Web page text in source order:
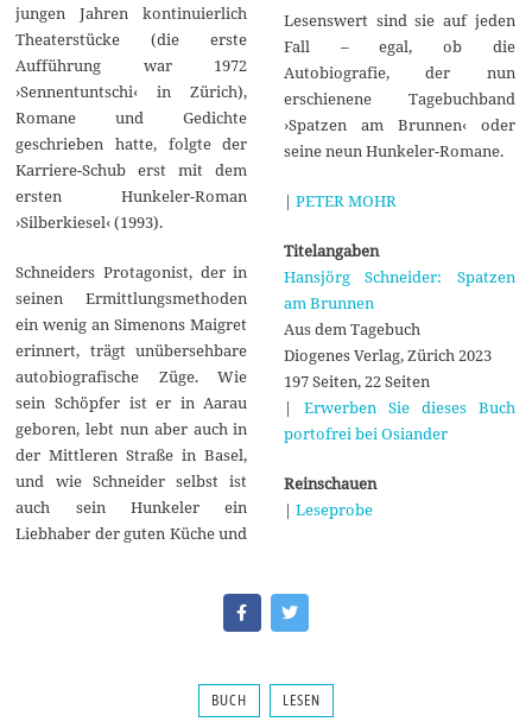
jungen Jahren kontinuierlich
Theaterstücke (die erste
Aufführung war 1972
›Sennentuntschi‹ in Zürich),
Romane und Gedichte
geschrieben hatte, folgte der
Karriere-Schub erst mit dem
ersten Hunkeler-Roman
›Silberkiesel‹ (1993).
Schneiders Protagonist, der in
seinen Ermittlungsmethoden
ein wenig an Simenons Maigret
erinnert, trägt unübersehbare
autobiografische Züge. Wie
sein Schöpfer ist er in Aarau
geboren, lebt nun aber auch in
der Mittleren Straße in Basel,
und wie Schneider selbst ist
auch sein Hunkeler ein
Liebhaber der guten Küche und
Lesenswert sind sie auf jeden
Fall – egal, ob die
Autobiografie, der nun
erschienene Tagebuchband
›Spatzen am Brunnen‹ oder
seine neun Hunkeler-Romane.
| PETER MOHR
Titelangaben
Hansjörg Schneider: Spatzen
am Brunnen
Aus dem Tagebuch
Diogenes Verlag, Zürich 2023
197 Seiten, 22 Seiten
| Erwerben Sie dieses Buch
portofrei bei Osiander
Reinschauen
| Leseprobe
BUCH LESEN